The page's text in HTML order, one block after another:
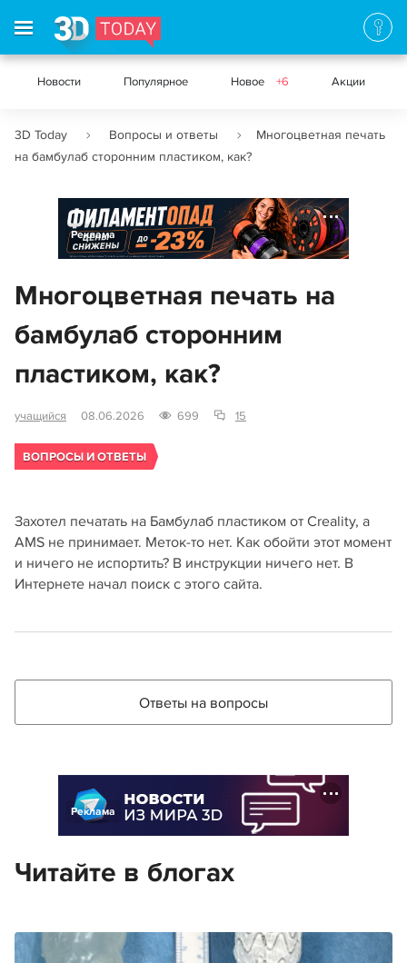
Новости Популярное Новое +6 Акции
3D Today Вопросы и ответы
Многоцветная печать
на бамбулаб сторонним пластиком, как?
Реклама
Многоцветная печать на
бамбулаб сторонним
пластиком, как?
учащийся 08.06.2026 699 15
ВОПРОСЫ И ОТВЕТЫ
Захотел печатать на Бамбулаб пластиком от Creality, а
АМS не принимает. Меток-то нет. Как обойти этот момент
и ничего не испортить? В инструкции ничего нет. В
Интернете начал поиск с этого сайта.
Ответы на вопросы
Реклама
Читайте в блогах